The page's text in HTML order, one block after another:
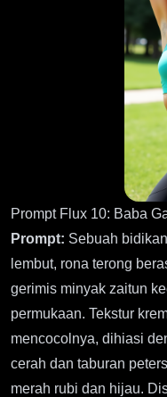
Prompt Flux 10: Baba
Prompt: Sebuah
lembut, rona terong
gerimis minyak zaitun
permukaan. Tekstur
mencocolnya, dihiasi
cerah dan taburan
merah rubi dan hijau.